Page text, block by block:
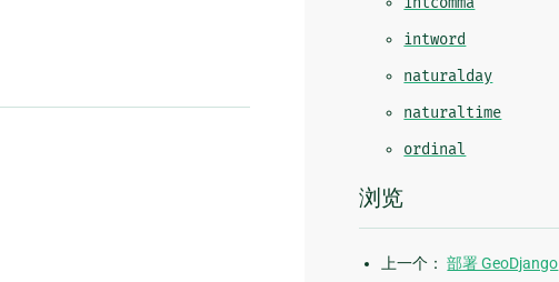
intword
naturalday
naturaltime
ordinal
浏览
上一个：部署 GeoDjango